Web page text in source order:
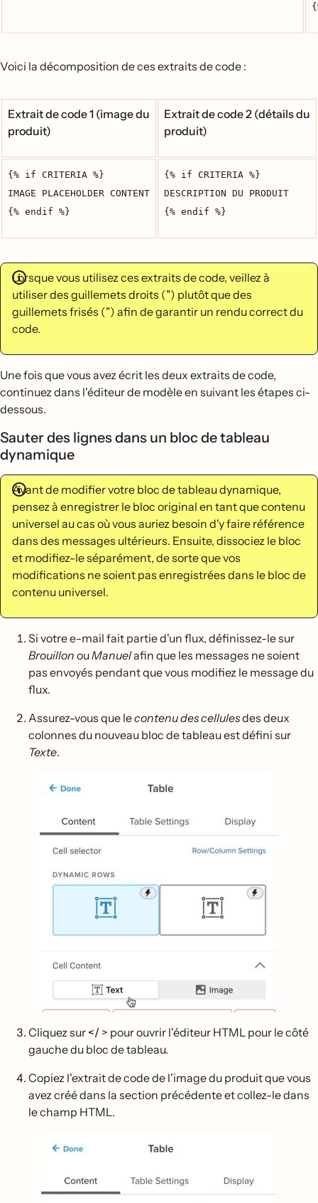
Voici la décomposition de ces extraits de code :
Extrait de code 1 (image du
produit)
Extrait de code 2 (détails du
produit)
{% if CRITERIA %}
IMAGE PLACEHOLDER CONTENT
{% endif %}
{% if CRITERIA %}
DESCRIPTION DU PRODUIT
{% endif %}
Lorsque vous utilisez ces extraits de code, veillez à
utiliser des guillemets droits (") plutôt que des
guillemets frisés (") afin de garantir un rendu correct du
code.
Une fois que vous avez écrit les deux extraits de code,
continuez dans l'éditeur de modèle en suivant les étapes ci-
dessous.
Sauter des lignes dans un bloc de tableau
dynamique
Avant de modifier votre bloc de tableau dynamique,
pensez à enregistrer le bloc original en tant que contenu
universel au cas où vous auriez besoin d'y faire référence
dans des messages ultérieurs. Ensuite, dissociez le bloc
et modifiez-le séparément, de sorte que vos
modifications ne soient pas enregistrées dans le bloc de
contenu universel.
Si votre e-mail fait partie d'un flux, définissez-le sur
Brouillon ouManuelafin que les messages ne soient
pas envoyés pendant que vous modifiez le message du
flux.
Assurez-vous que lecontenu des cellulesdes deux
colonnes du nouveau bloc de tableau est défini sur
Texte.
Cliquez sur </ > pour ouvrir l'éditeur HTML pour le côté
gauche du bloc de tableau.
Copiez l'extrait de code de l'image du produit que vous
avez créé dans la section précédente et collez-le dans
le champ HTML.